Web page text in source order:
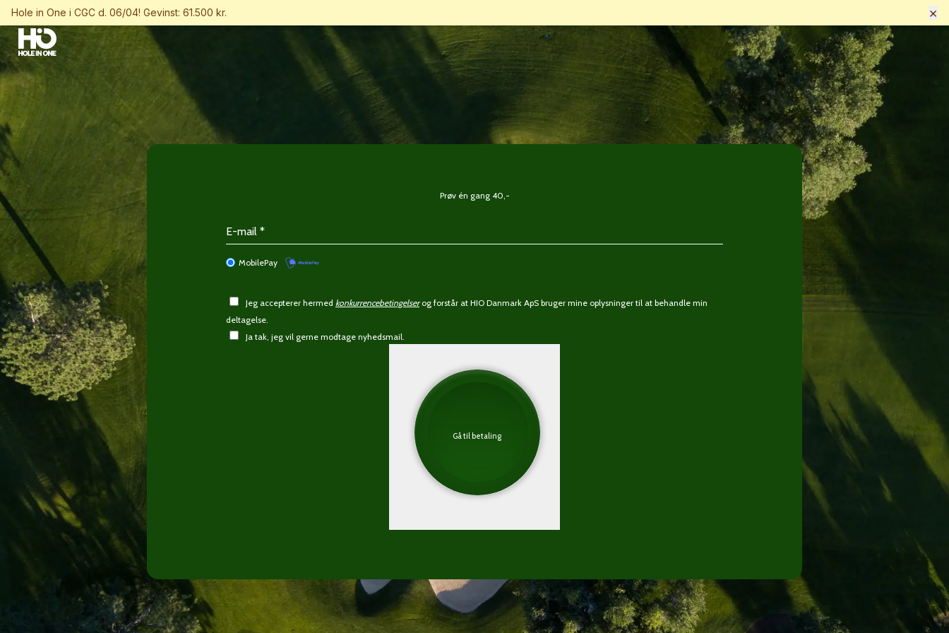
Hole in One i CGC d. 06/04! Gevinst: 61.500 kr. ×
Prøv én gang 40,-
MobilePay
Jeg accepterer hermed konkurrencebetingelserog forstår at HIO Danmark ApS bruger mine oplysninger til at behandle min
deltagelse.
Ja tak, jeg vil gerne modtage nyhedsmail.
Gå til betaling